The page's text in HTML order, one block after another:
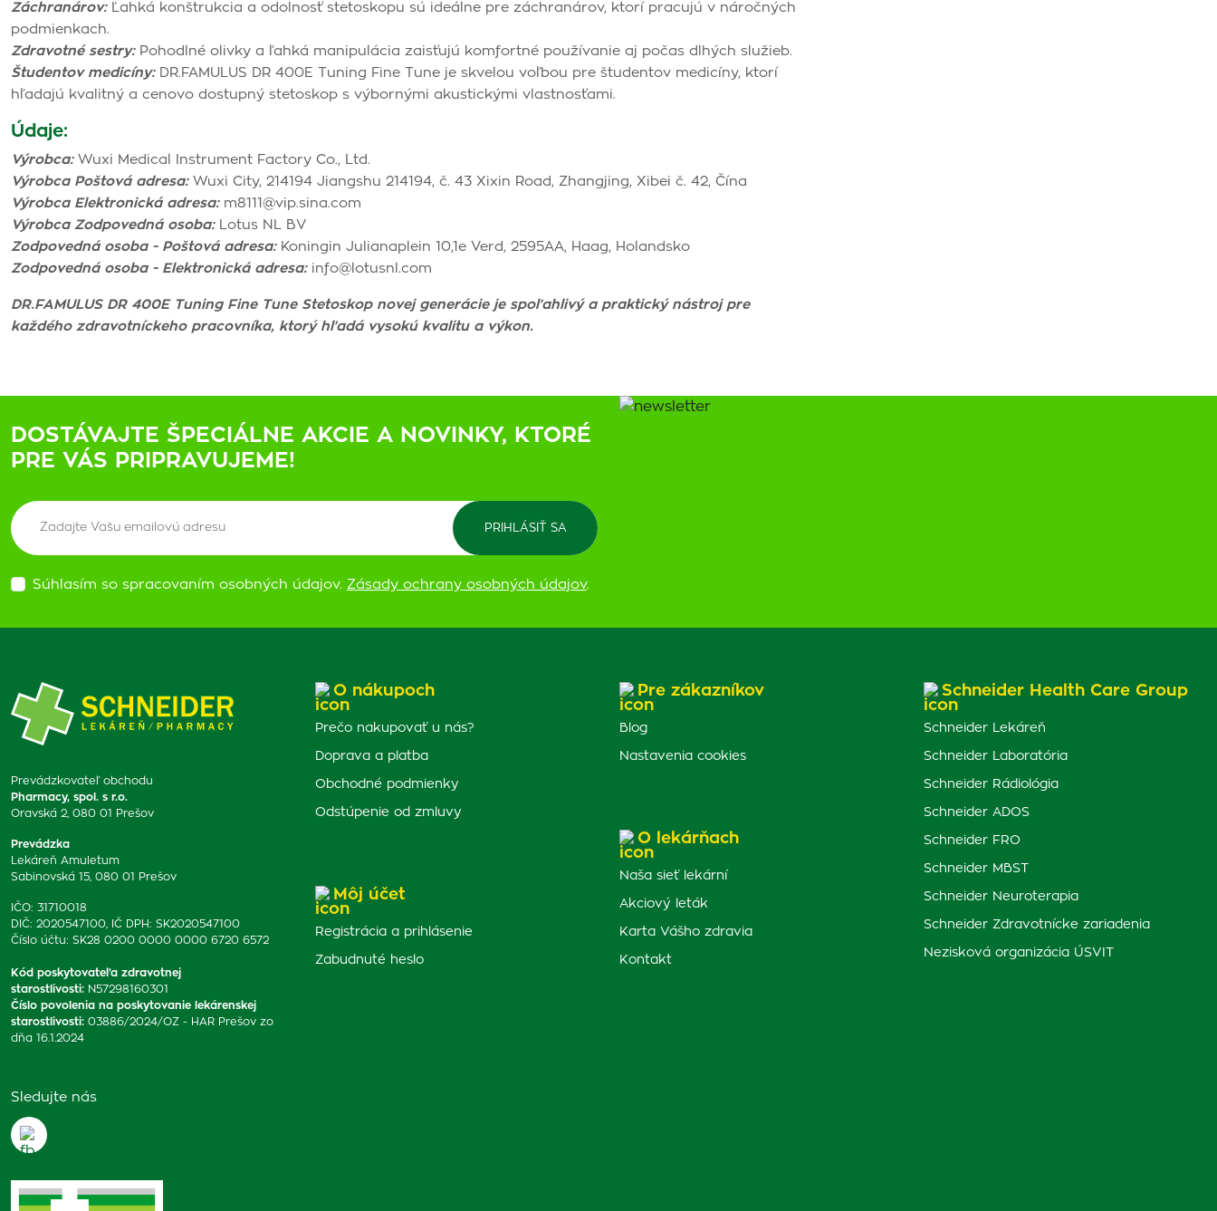
Záchranárov: Ľahká konštrukcia a odolnosť stetoskopu sú ideálne pre záchranárov, ktorí pracujú v náročných
podmienkach.
Zdravotné sestry:Pohodlné olivky a ľahká manipulácia zaisťujú komfortné používanie aj počas dlhých služieb.
Študentov medicíny:DR.FAMULUS DR 400E Tuning Fine Tune je skvelou voľbou pre študentov medicíny, ktorí
hľadajú kvalitný a cenovo dostupný stetoskop s výbornými akustickými vlastnosťami.
Údaje:
Výrobca:Wuxi Medical Instrument Factory Co., Ltd.
Výrobca Poštová adresa:Wuxi City, 214194 Jiangshu 214194, č. 43 Xixin Road, Zhangjing, Xibei č. 42, Čína
Výrobca Elektronická adresa:m8111@vip.sina.com
Výrobca Zodpovedná osoba:Lotus NL BV
Zodpovedná osoba - Poštová adresa:Koningin Julianaplein 10,1e Verd, 2595AA, Haag, Holandsko
Zodpovedná osoba - Elektronická adresa:info@lotusnl.com
DR.FAMULUS DR 400E Tuning Fine Tune Stetoskop novej generácie je spoľahlivý a praktický nástroj pre
každého zdravotníckeho pracovníka, ktorý hľadá vysokú kvalitu a výkon.
DOSTÁVAJTE ŠPECIÁLNE AKCIE A NOVINKY, KTORÉ
PRE VÁS PRIPRAVUJEME!
Súhlasím so spracovaním osobných údajov. Zásady ochrany osobných údajov.
Prevádzkovateľ obchodu
Pharmacy, spol. s r.o.
Oravská 2, 080 01 Prešov
Prevádzka
Lekáreň Amuletum
Sabinovská 15, 080 01 Prešov
IČO: 31710018
DIČ: 2020547100, IČ DPH: SK2020547100
Číslo účtu: SK28 0200 0000 0000 6720 6572
Kód poskytovateľa zdravotnej
starostlivosti: N57298160301
Číslo povolenia na poskytovanie lekárenskej
starostlivosti: 03886/2024/OZ - HAR Prešov zo
dňa 16.1.2024
Sledujte nás
O nákupoch
Prečo nakupovať u nás?
Doprava a platba
Obchodné podmienky
Odstúpenie od zmluvy
Môj účet
Registrácia a prihlásenie
Zabudnuté heslo
Pre zákazníkov
Blog
Nastavenia cookies
O lekárňach
Naša sieť lekární
Akciový leták
Karta Vášho zdravia
Kontakt
Schneider Health Care Group
Schneider Lekáreň
Schneider Laboratória
Schneider Rádiológia
Schneider ADOS
Schneider FRO
Schneider MBST
Schneider Neuroterapia
Schneider Zdravotnícke zariadenia
Nezisková organizácia ÚSVIT